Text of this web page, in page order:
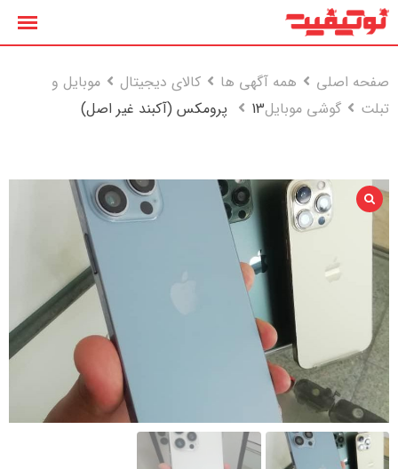
پرش
صفحه اصلی
همه آگهی ها کالای دیجیتال
موبایل و
تبلت
گوشی موبایل13 پرومکس (آکبند غیر اصل)